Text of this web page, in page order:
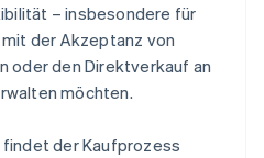
– insbesondere für
der Akzeptanz von
oder den Direktverkauf an
möchten.
der Kaufprozess